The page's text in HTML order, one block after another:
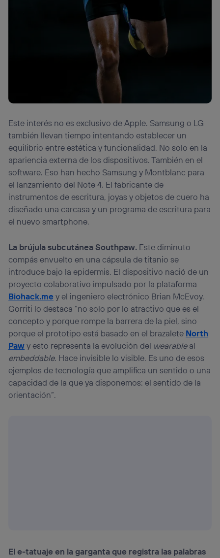
Este interés no es exclusivo de Apple. Samsung o LG
también llevan tiempo intentando establecer un
equilibrio entre estética y funcionalidad. No solo en la
apariencia externa de los dispositivos. También en el
software. Eso han hecho Samsung y Montblanc para
el lanzamiento del Note 4. El fabricante de
instrumentos de escritura, joyas y objetos de cuero ha
diseñado una carcasa y un programa de escritura para
el nuevo smartphone.
La brújula subcutánea Southpaw. Este diminuto
compás envuelto en una cápsula de titanio se
introduce bajo la epidermis. El dispositivo nació de un
proyecto colaborativo impulsado por la plataforma
Biohack.mey el ingeniero electrónico Brian McEvoy.
Gorriti lo destaca “no solo por lo atractivo que es el
concepto y porque rompe la barrera de la piel, sino
porque el prototipo está basado en el brazalete North
Pawy esto representa la evolución del wearableal
embeddable. Hace invisible lo visible. Es uno de esos
ejemplos de tecnología que amplifica un sentido o una
capacidad de la que ya disponemos: el sentido de la
orientación”.
El e-tatuaje en la garganta que registra las palabras